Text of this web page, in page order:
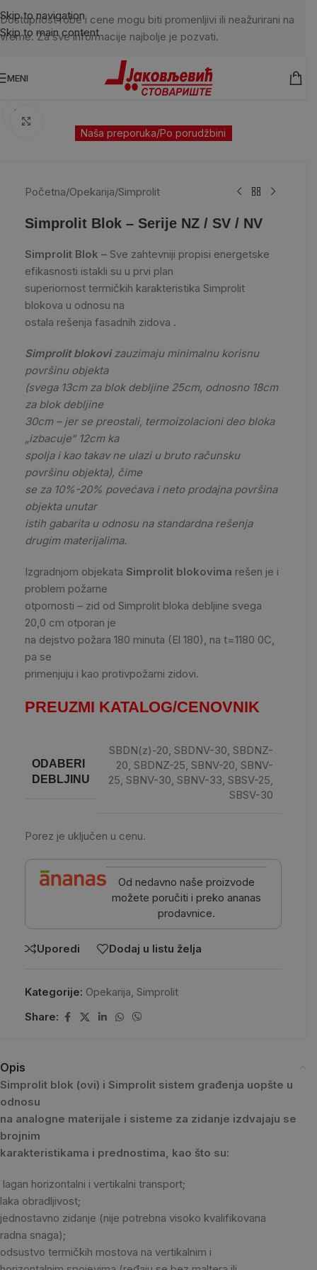
Skip to navigation
Skip to main content
Dostupnost robe i cene mogu biti promenljivi ili neažurirani na
vreme. Za sve informacije najbolje je pozvati.
MENI
Naša preporuka/Po porudžbini
Početna/Opekarija/Simprolit
Simprolit Blok – Serije NZ / SV / NV
Simprolit Blok – Sve zahtevniji propisi energetske
efikasnosti istakli su u prvi plan
superiornost termičkih karakteristika Simprolit
blokova u odnosu na
ostala rešenja fasadnih zidova .
Simprolit blokovizauzimaju minimalnu korisnu
površinu objekta
(svega 13cm za blok debljine 25cm, odnosno 18cm
za blok debljine
30cm – jer se preostali, termoizolacioni deo bloka
„izbacuje“ 12cm ka
spolja i kao takav ne ulazi u bruto računsku
površinu objekta), čime
se za 10%-20% povećava i neto prodajna površina
objekta unutar
istih gabarita u odnosu na standardna rešenja
drugim materijalima.
Izgradnjom objekata Simprolit blokovima rešen je i
problem požarne
otpornosti – zid od Simprolit bloka debljine svega
20,0 cm otporan je
na dejstvo požara 180 minuta (El 180), na t=1180 0C,
pa se
primenjuju i kao protivpožarni zidovi.
PREUZMI KATALOG/CENOVNIK
ODABERI
DEBLJINU
SBDN(z)-20 SBDNV-30 SBDNZ-
20 SBDNZ-25 SBNV-20 SBNV-
25 SBNV-30 SBNV-33 SBSV-25
SBSV-30
Porez je uključen u cenu.
Od nedavno naše proizvode
možete poručiti i preko ananas
prodavnice.
Uporedi Dodaj u listu želja
Kategorije: Opekarija Simprolit
Share:
Opis
Simprolit blok (ovi) i Simprolit sistem građenja uopšte u
odnosu
na analogne materijale i sisteme za zidanje izdvajaju se
brojnim
karakteristikama i prednostima, kao što su:
lagan horizontalni i vertikalni transport;
laka obradljivost;
jednostavno zidanje (nije potrebna visoko kvalifikovana
radna snaga);
odsustvo termičkih mostova na vertikalnim i